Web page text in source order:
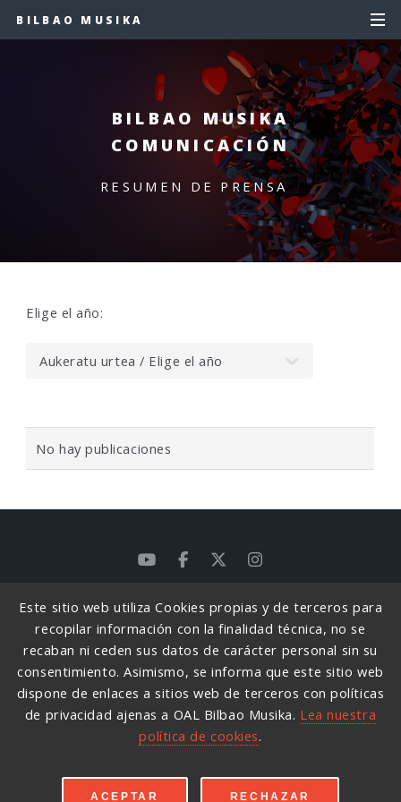
BILBAO MUSIKA
BILBAO MUSIKA
COMUNICACIÓN
RESUMEN DE PRENSA
Elige el año:
No hay publicaciones
POLÍTICA DE PRIVACIDAD
POLÍTICA DE PRIVACIDAD REDES SOCIALES
POLÍTICA DE COOKIES
SORKUNDE KALEA, 8 48006 BILBAO
(+34)
944 164 785
INFO@BILBAOMUSIKA.EUS
Este sitio web utiliza Cookies propias y de terceros para
recopilar información con la finalidad técnica, no se
recaban ni ceden sus datos de carácter personal sin su
consentimiento. Asimismo, se informa que este sitio web
dispone de enlaces a sitios web de terceros con políticas
de privacidad ajenas a OAL Bilbao Musika. Lea nuestra
política de cookies.
ACEPTAR RECHAZAR